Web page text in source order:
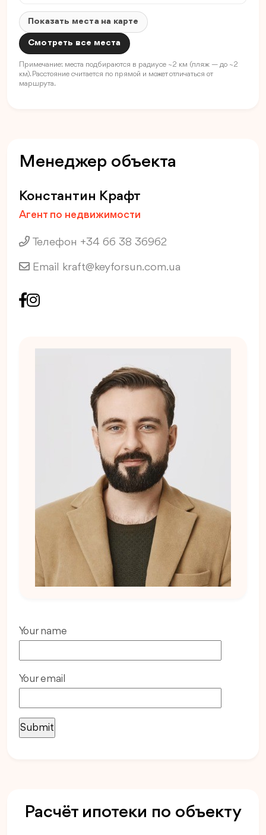
Показать места на карте
Смотреть все места
Примечание: места подбираются в радиусе ~2 км (пляж — до ~2
км). Расстояние считается по прямой и может отличаться от
маршрута.
Менеджер объекта
Константин Крафт
Агент по недвижимости
Телефон +34 66 38 36962
Email kraft@keyforsun.com.ua
Your name
Your email
Расчёт ипотеки по объекту